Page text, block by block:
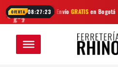
OFERTA 08:27:22
EnvíoGRATISen Bogotá
contenido